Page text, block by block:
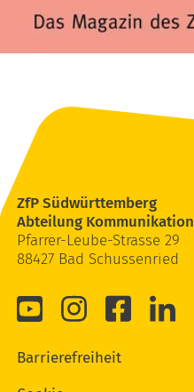
ZfP Südwürttemberg
Abteilung Kommunikation
Pfarrer-Leube-Strasse 29
88427 Bad Schussenried
Barrierefreiheit